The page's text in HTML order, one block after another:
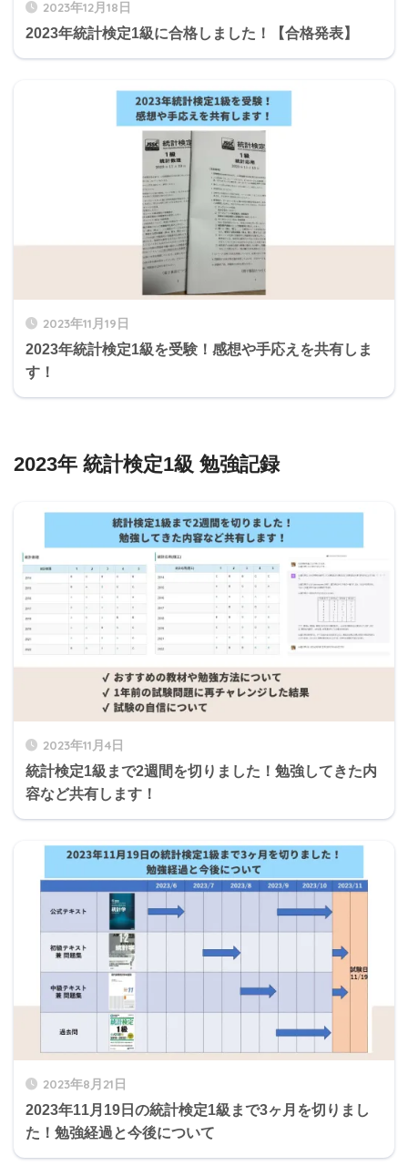
2023年12月18日
2023年統計検定1級に合格しました！【合格発表】
2023年11月19日
2023年統計検定1級を受験！感想や手応えを共有しま
す！
2023年 統計検定1級 勉強記録
2023年11月4日
統計検定1級まで2週間を切りました！勉強してきた内
容など共有します！
2023年8月21日
2023年11月19日の統計検定1級まで3ヶ月を切りまし
た！勉強経過と今後について